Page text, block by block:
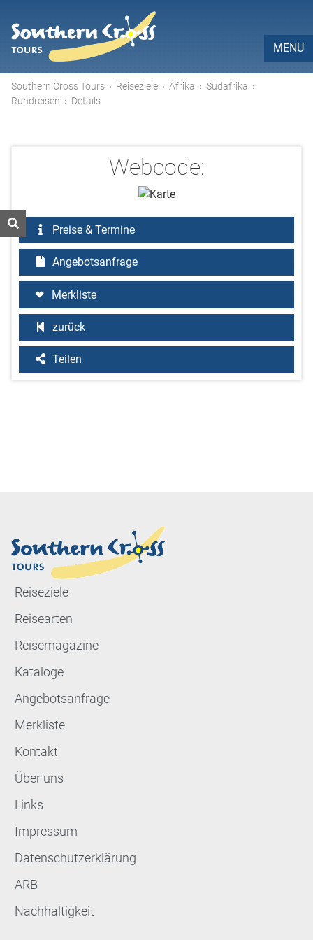
MENU
Southern Cross Tours › Reiseziele › Afrika › Südafrika ›
Rundreisen › Details
Webcode:
Preise & Termine
Angebotsanfrage
Merkliste
zurück
Teilen
Reiseziele
Reisearten
Reisemagazine
Kataloge
Angebotsanfrage
Merkliste
Kontakt
Über uns
Links
Impressum
Datenschutzerklärung
ARB
Nachhaltigkeit